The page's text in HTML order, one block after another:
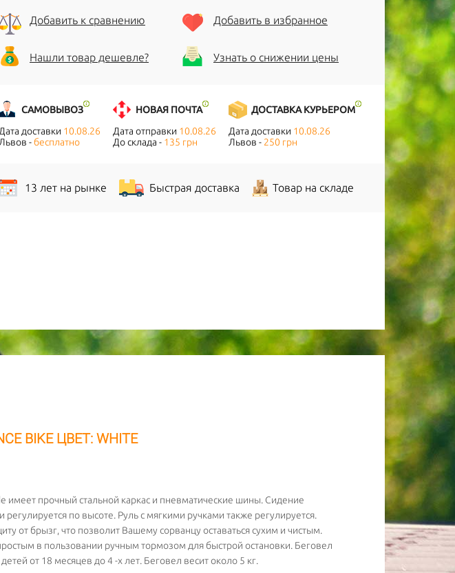
Добавить к сравнению Добавить в избранное
Нашли товар дешевле? Узнать о снижении цены
САМОВЫВОЗ
Дата доставки 10.08.26
Львов -бесплатно
НОВАЯ ПОЧТА
Дата отправки 10.08.26
До склада - 135 грн
ДОСТАВКА КУРЬЕРОМ
Дата доставки 10.08.26
Львов - 250 грн
13 лет на рынке Быстрая доставка Товар на складе
BIKE ЦВЕТ: WHITE
имеет прочный стальной каркас и пневматические шины. Сидение
регулируется по высоте. Руль с мягкими ручками также регулируется.
от брызг, что позволит Вашему сорванцу оставаться сухим и чистым.
в пользовании ручным тормозом для быстрой остановки. Беговел
от 18 месяцев до 4 -х лет. Беговел весит около 5 кг.
ТОВАРА